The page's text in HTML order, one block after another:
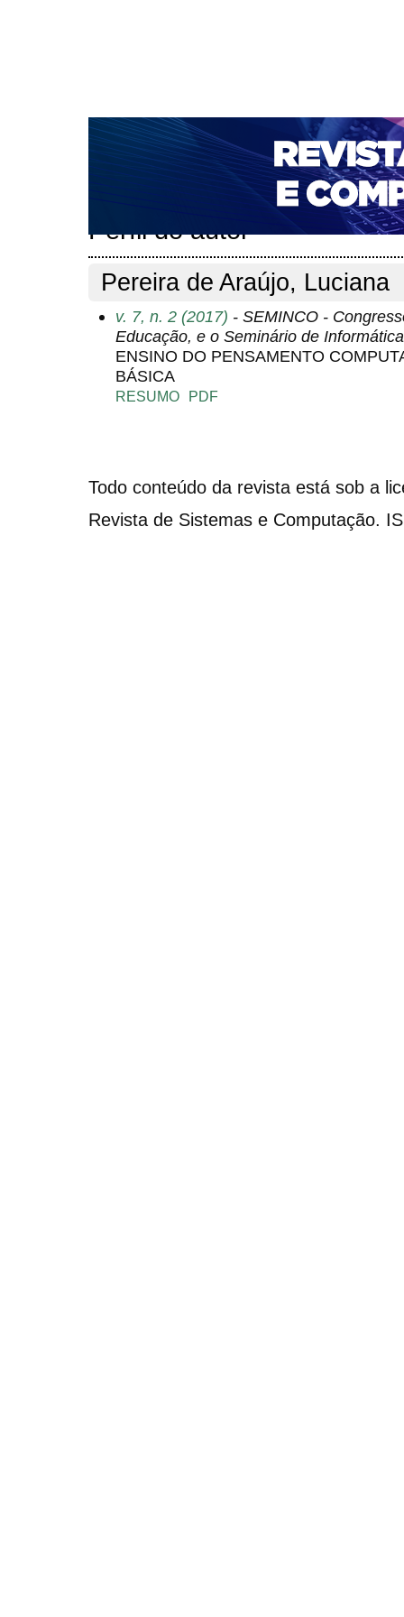
CAPA SOBRE ACESSO CADASTRO
NOTÍCIAS
PORTAL DE REVISTAS DA UNIFACS
PARA AVALIADORES
NOVA SUBMISSÃO
Perfil do autor
Pereira de Araújo, Luciana
v. 7, n. 2 (2017) - SEMINCO -
Educação, e o Seminário de
ENSINO DO PENSAMENTO
BÁSICA
RESUMO PDF
Todo conteúdo da revista está sob a
Revista de Sistemas e Computação.